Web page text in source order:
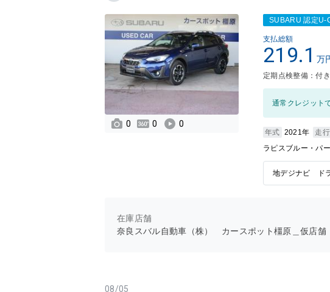
0 0 0
SUBARU 認定U-
支払総額
219.1 万
定期点検整備：付き
通常クレジット
年式 2021年 走
ラピスブルー・パ
地デジナビ ド
在庫店舗
奈良スバル自動車（株） カースポット橿原＿仮店舗
08/05